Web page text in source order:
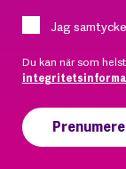
Jag
Du kan när som